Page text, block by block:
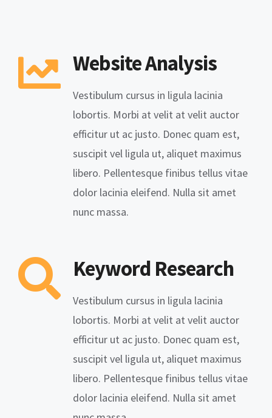
Website Analysis
Vestibulum cursus in ligula lacinia
lobortis. Morbi at velit at velit auctor
efficitur ut ac justo. Donec quam est,
suscipit vel ligula ut, aliquet maximus
libero. Pellentesque finibus tellus vitae
dolor lacinia eleifend. Nulla sit amet
nunc massa.
Keyword Research
Vestibulum cursus in ligula lacinia
lobortis. Morbi at velit at velit auctor
efficitur ut ac justo. Donec quam est,
suscipit vel ligula ut, aliquet maximus
libero. Pellentesque finibus tellus vitae
dolor lacinia eleifend. Nulla sit amet